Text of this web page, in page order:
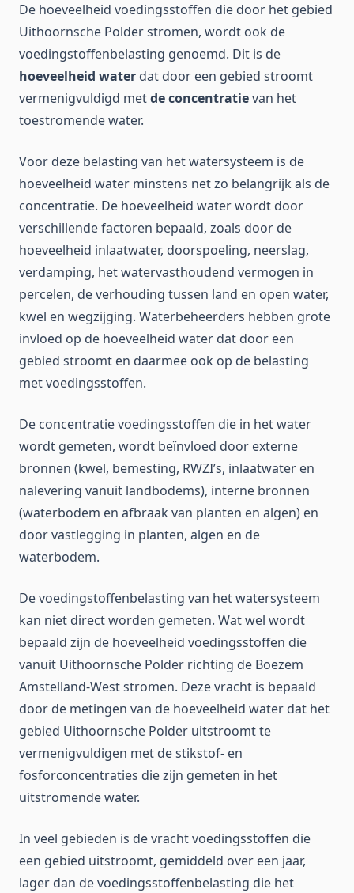
De hoeveelheid voedingsstoffen die door het gebied
Uithoornsche Polder stromen, wordt ook de
voedingstoffenbelasting genoemd. Dit is de
hoeveelheid water dat door een gebied stroomt
vermenigvuldigd metde concentratievan het
toestromende water.
Voor deze belasting van het watersysteem is de
hoeveelheid water minstens net zo belangrijk als de
concentratie. De hoeveelheid water wordt door
verschillende factoren bepaald, zoals door de
hoeveelheid inlaatwater, doorspoeling, neerslag,
verdamping, het watervasthoudend vermogen in
percelen, de verhouding tussen land en open water,
kwel en wegzijging. Waterbeheerders hebben grote
invloed op de hoeveelheid water dat door een
gebied stroomt en daarmee ook op de belasting
met voedingsstoffen.
De concentratie voedingsstoffen die in het water
wordt gemeten, wordt beïnvloed door externe
bronnen (kwel, bemesting, RWZI’s, inlaatwater en
nalevering vanuit landbodems), interne bronnen
(waterbodem en afbraak van planten en algen) en
door vastlegging in planten, algen en de
waterbodem.
De voedingstoffenbelasting van het watersysteem
kan niet direct worden gemeten. Wat wel wordt
bepaald zijn de hoeveelheid voedingsstoffen die
vanuit Uithoornsche Polder richting de Boezem
Amstelland-West stromen. Deze vracht is bepaald
door de metingen van de hoeveelheid water dat het
gebied Uithoornsche Polder uitstroomt te
vermenigvuldigen met de stikstof- en
fosforconcentraties die zijn gemeten in het
uitstromende water.
In veel gebieden is de vracht voedingsstoffen die
een gebied uitstroomt, gemiddeld over een jaar,
lager dan de voedingsstoffenbelasting die het